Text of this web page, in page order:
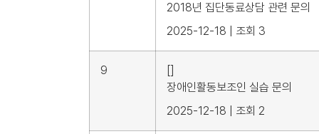
2018년 집단동료상담 관련 문의
2025-12-18
조회 3
9
[]
장애인활동보조인 실습 문의
2025-12-18
조회 2